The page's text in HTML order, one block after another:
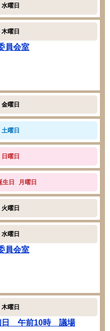
水曜日
木曜日
員会室
金曜日
土曜日
日曜日
生日 月曜日
火曜日
水曜日
員会室
木曜日
日 午前10時 議場